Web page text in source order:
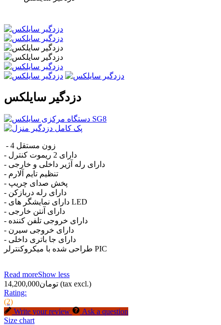
دزدگیر سایلکس
- 4 زون مستقل
- دارای 2 ریموت کنترل
- دارای رله آژیر داخلی و خارجی
- تنظیم تایم آلارم
- پخش صدای چریپ
- دارای رله دربازکن
- دارای نمایشگر های LED
- دارای آنتن خارجی
- دارای خروجی تلفن کننده
- دارای خروجی سیرن
- دارای جا باتری داخلی
طراحی شده با میکروکنترلر PIC
Read moreShow less
تومان14,200,000 (tax excl.)
Rating:
(2)
Write your review
Ask a question
Size chart